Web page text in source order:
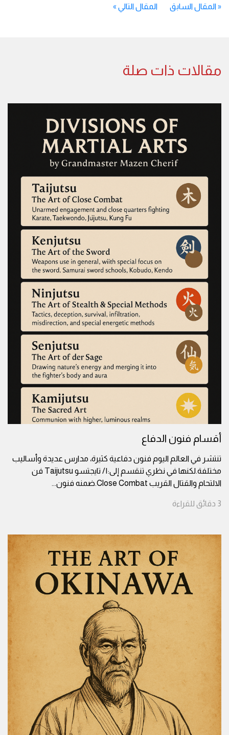
«المقال السابق المقال التالي »
مقالات ذات صلة
أقسام فنون الدفاع
تنتشر في العالم اليوم فنون دفاعية كثيرة، مدارس عديدة وأساليب
مختلفة.لكنها في نظري تنقسم إلى:١/ تايجتسو Taijutsu فن
الالتحام والقتال القريب Close Combat.ضمنه فنون
...
3 دقائق للقراءة